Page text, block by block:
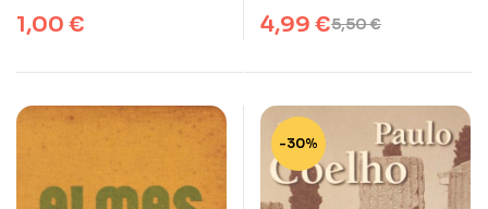
1,00 € 5,50€
4,99 €
-30%